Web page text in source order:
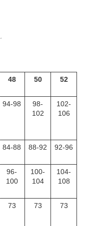
48 50 52
94-98
98-
102
102-
106
84-88 88-92 92-96
96-
100
100-
104
104-
108
73 73 73